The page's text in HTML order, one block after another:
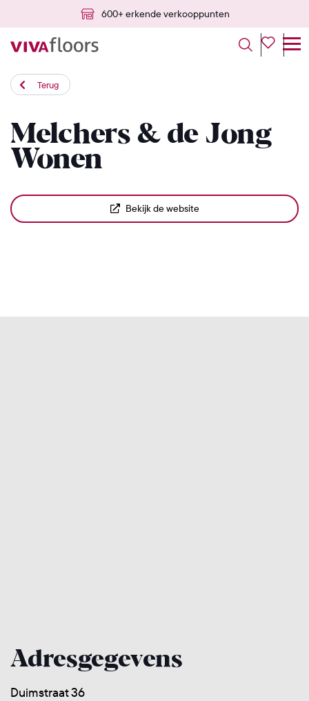
600+ erkende verkooppunten
Terug
Melchers & de Jong
Wonen
Bekijk de website
Adresgegevens
Duimstraat 36